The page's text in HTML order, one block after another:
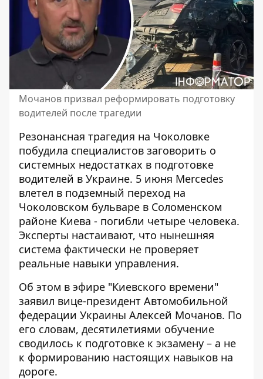
Мочанов призвал реформировать подготовку
водителей после трагедии
Резонансная трагедия на Чоколовке
побудила специалистов заговорить о
системных недостатках в подготовке
водителей в Украине. 5 июня Mercedes
влетел в подземный переход на
Чоколовском бульваре в Соломенском
районе Киева - погибли четыре человека.
Эксперты настаивают, что нынешняя
система фактически не проверяет
реальные навыки управления.
Об этом в эфире "Киевского времени"
заявил вице-президент Автомобильной
федерации Украины Алексей Мочанов. По
его словам, десятилетиями обучение
сводилось к подготовке к экзамену – а не
к формированию настоящих навыков на
дороге.